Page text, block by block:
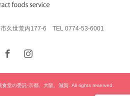
久世荒内177-6 TEL 0774-53-6001
堂の委託-京都、大阪、滋賀. All rights reserved.